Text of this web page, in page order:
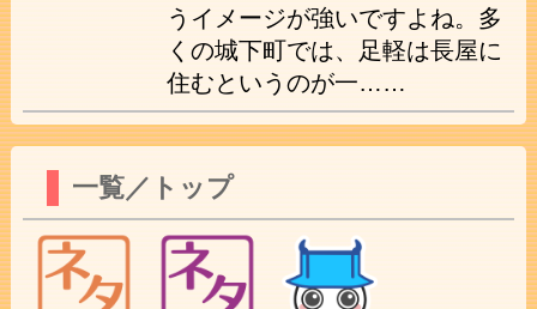
うイメージが強いですよね。多
くの城下町では、足軽は長屋に
住むというのが一……
一覧／トップ